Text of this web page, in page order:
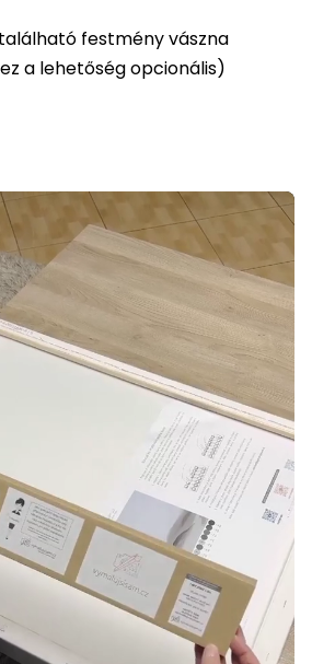
festmény vászna
a lehetőség opcionális)